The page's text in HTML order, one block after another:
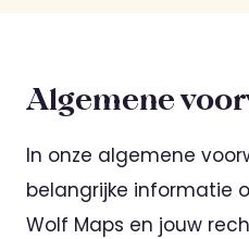
Algemene
In onze algemene
belangrijke informatie
Wolf Maps en jouw